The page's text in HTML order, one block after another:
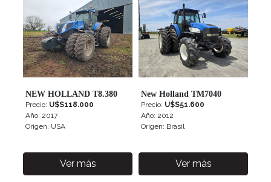
2012
2017
Potencia
NEW HOLLAND T8.380
Precio: U$S118.000
Año: 2017
Origen: USA
Ver más
New Holland TM7040
Precio: U$S51.600
Año: 2012
Origen: Brasil
Ver más